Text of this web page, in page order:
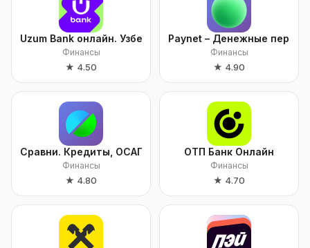
Uzum Bank онлайн. Узбекистан
Финансы
★ 4.50
Paynet – Денежные
Финансы
★ 4.90
Сравни. Кредиты, ОСАГО, Займы.
Финансы
★ 4.80
ОТП Банк Онлайн
Финансы
★ 4.70